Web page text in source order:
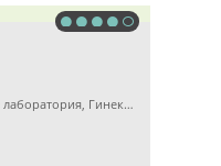
Детская клиника, Медицинская лаборатория, Гинекология